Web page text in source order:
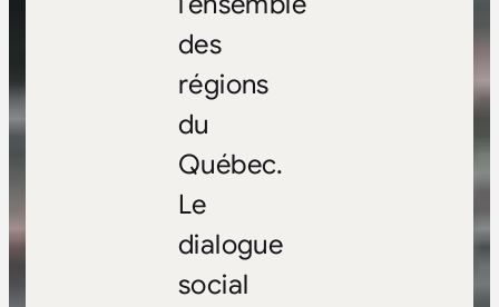
des
régions
du
Québec.
Le
dialogue
social